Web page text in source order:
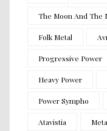
The Moon And The
Folk Metal
Progressive Power
Heavy Power
Power Sympho
Atavistia